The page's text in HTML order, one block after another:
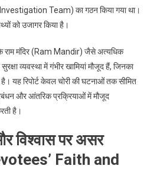
Team) का गठन किया गया था।
को उजागर किया है।
राम मंदिर (Ram Mandir) जैसे अत्यधिक
व्यवस्था में गंभीर खामियां मौजूद हैं, जिनका
यह रिपोर्ट केवल चोरी की घटनाओं तक सीमित
और आंतरिक प्रक्रियाओं में मौजूद
है।
विश्वास पर असर
Faith and